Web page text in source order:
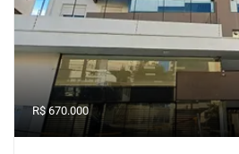
R$ 670.000